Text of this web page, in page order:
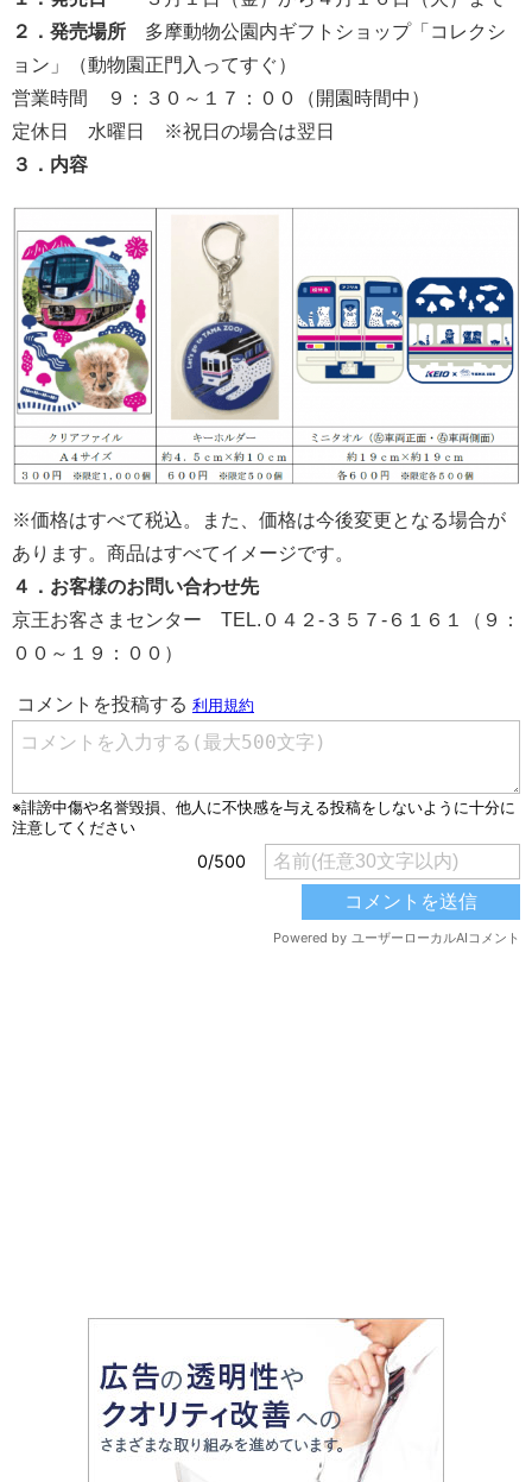
２． 発売場所 多摩動物公園内ギフトショップ「コレクシ
ョン」（動物園正門入ってすぐ）
営業時間 ９：３０～１７：００（開園時間中）
定休日 水曜日 ※祝日の場合は翌日
３． 内容
※価格はすべて税込。また、価格は今後変更となる場合が
あります。商品はすべてイメージです。
４．お客様のお問い合わせ先
京王お客さまセンター TEL.０４２-３５７-６１６１（９：
００～１９：００）